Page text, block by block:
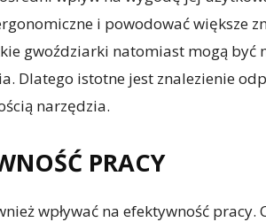
i powodować większe
gwoździarki natomiast mogą być
Dlatego istotne jest znalezienie
narzędzia.
PRACY
wpływać na efektywność pracy.